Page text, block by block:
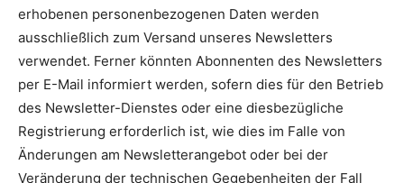
erhobenen personenbezogenen Daten werden
ausschließlich zum Versand unseres Newsletters
verwendet. Ferner könnten Abonnenten des Newsletters
per E-Mail informiert werden, sofern dies für den Betrieb
des Newsletter-Dienstes oder eine diesbezügliche
Registrierung erforderlich ist, wie dies im Falle von
Änderungen am Newsletterangebot oder bei der
Veränderung der technischen Gegebenheiten der Fall